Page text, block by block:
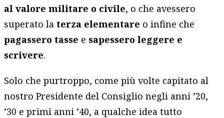
al valore militare o civile, o che avessero
superato laterza elementare o infine che
pagassero tasse e sapessero leggere e
scrivere.
Solo che purtroppo, come più volte capitato al
nostro Presidente del Consiglio negli anni ’20,
’30 e primi anni ’40, a qualche idea tutto